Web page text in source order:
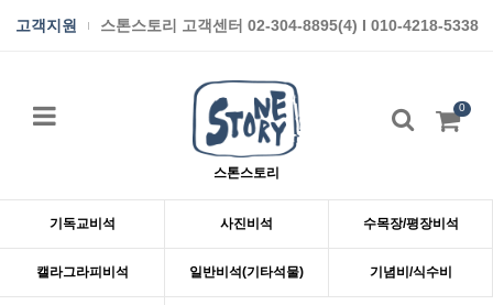
고객지원 스톤스토리 고객센터 02-304-8895(4) I 010-4218-5338
스톤스토리
0
기독교비석 사진비석 수목장/평장비석
캘라그라피비석 일반비석(기타석물) 기념비/식수비